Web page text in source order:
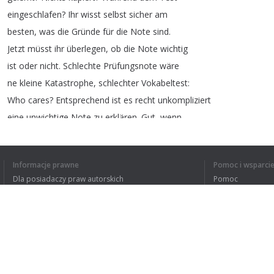
eingeschlafen? Ihr wisst selbst sicher am
besten, was die Gründe für die Note sind.
Jetzt müsst ihr überlegen, ob die Note wichtig
ist oder nicht. Schlechte Prüfungsnote wäre
ne kleine Katastrophe, schlechter Vokabeltest:
Who cares? Entsprechend ist es recht unkompliziert
eine unwichtige Note zu erklären Gut wenn
leichter.
Informacje prawne
Dla posiadaczy praw autorskich
Pomoc i wsparcie
Pomoc